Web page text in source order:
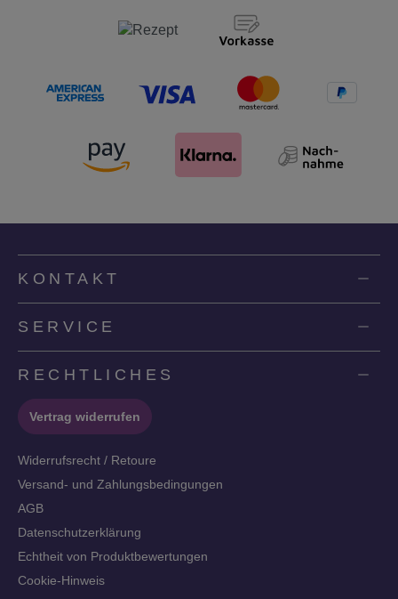
KONTAKT
SERVICE
RECHTLICHES
Vertrag widerrufen
Widerrufsrecht / Retoure
Versand- und Zahlungsbedingungen
AGB
Datenschutzerklärung
Echtheit von Produktbewertungen
Cookie-Hinweis